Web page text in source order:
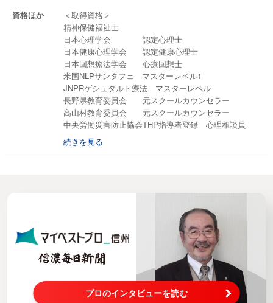
で指導契約を結びます。
↓
カウンセリング開始
月に3～4回ほどのペースでカウンセリングを行いま
す。
↓
カウンセリング終結
契約時の症状の改善、心の安定などを実感していただ
いた時点でカウンセリングは終了します。
資格ほか
＜取得資格＞
精神保健福祉士
日本心理学会 認定心理士
日本健康心理学会 認定健康心理士
日本回想療法学会 心療回想士
米国NLPサンタフェ マスターレベル1
JNPRゲシュタルト療法 マスターレベル
長野県教育委員会 元スクールカウンセラー
高山村教育委員会 元スクールカウンセラー
中央労働災害防止協会THP指導者登録 心理相談員
＜所属学会＞
日本回想療法学会
続きを見る
プロのインタビューを読む